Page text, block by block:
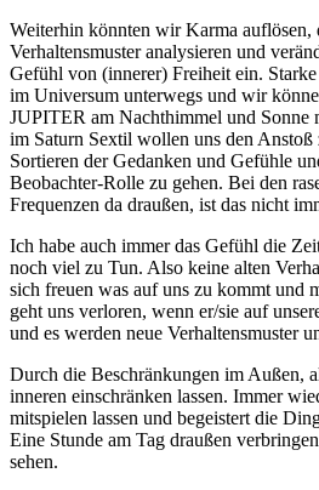
Weiterhin könnten wir Karma auflösen,
Verhaltensmuster analysieren und
Gefühl von (innerer) Freiheit ein.
im Universum unterwegs und wir
JUPITER am Nachthimmel und Sonne
im Saturn Sextil wollen uns den Anstoß
Sortieren der Gedanken und Gefühle
Beobachter-Rolle zu gehen. Bei den
Frequenzen da draußen, ist das nicht
Ich habe auch immer das Gefühl die
noch viel zu Tun. Also keine alten
sich freuen was auf uns zu kommt und
geht uns verloren, wenn er/sie auf
und es werden neue Verhaltensmuster
Durch die Beschränkungen im Außen,
inneren einschränken lassen. Immer
mitspielen lassen und begeistert die
Eine Stunde am Tag draußen
sehen.